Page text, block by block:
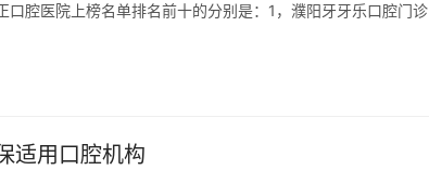
腔医院上榜名单排名前十的分别是：1，濮阳牙牙乐口腔门诊
适用口腔机构